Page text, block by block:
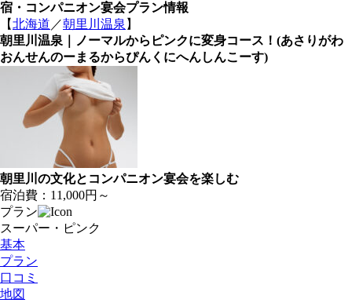
宿・コンパニオン宴会プラン情報
【北海道 ／朝里川温泉 】
朝里川温泉｜ノーマルからピンクに変身コース！ (あさりがわ
おんせんのーまるからぴんくにへんしんこーす)
朝里川の文化とコンパニオン宴会を楽しむ
宿泊費： 11,000円～
プラン
スーパー・ピンク
基本
プラン
口コミ
地図